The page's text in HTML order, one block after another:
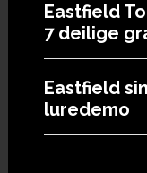
Eastfield
7 deilige
Eastfield
luredemo